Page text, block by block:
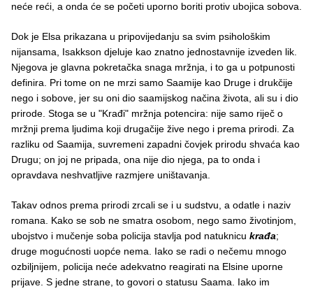
neće reći, a onda će se početi uporno boriti protiv ubojica sobova.
Dok je Elsa prikazana u pripovijedanju sa svim psihološkim
nijansama, Isakkson djeluje kao znatno jednostavnije izveden lik.
Njegova je glavna pokretačka snaga mržnja, i to ga u potpunosti
definira. Pri tome on ne mrzi samo Saamije kao Druge i drukčije
nego i sobove, jer su oni dio saamijskog načina života, ali su i dio
prirode. Stoga se u "Krađi" mržnja potencira: nije samo riječ o
mržnji prema ljudima koji drugačije žive nego i prema prirodi. Za
razliku od Saamija, suvremeni zapadni čovjek prirodu shvaća kao
Drugu; on joj ne pripada, ona nije dio njega, pa to onda i
opravdava neshvatljive razmjere uništavanja.
Takav odnos prema prirodi zrcali se i u sudstvu, a odatle i naziv
romana. Kako se sob ne smatra osobom, nego samo životinjom,
ubojstvo i mučenje soba policija stavlja pod natuknicu krađa;
druge mogućnosti uopće nema. Iako se radi o nečemu mnogo
ozbiljnijem, policija neće adekvatno reagirati na Elsine uporne
prijave. S jedne strane, to govori o statusu Saama. Iako im